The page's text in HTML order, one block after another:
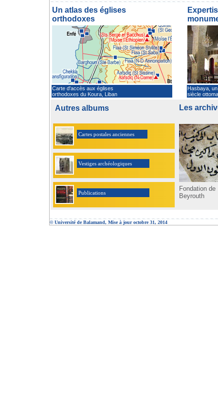
Un atlas des églises
orthodoxes
Carte d'accès aux églises
orthodoxes du Koura, Liban
Hasbaya,
siècle
Autres albums
Cartes postales anciennes
Vestiges archéologiques
Publications
Les
Fondation
Beyrouth
© Université de Balamand, Mise à jour octobre 31, 2014